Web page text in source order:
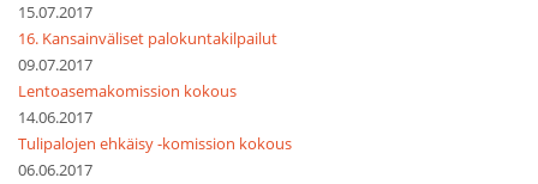
15.07.2017
16. Kansainväliset palokuntakilpailut
09.07.2017
Lentoasemakomission kokous
14.06.2017
Tulipalojen ehkäisy -komission kokous
06.06.2017